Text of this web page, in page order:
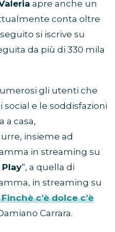
apre anche un
conta oltre
si iscrive su
da più di 330 mila
gli utenti che
social e le soddisfazioni
a casa,
insieme ad
in streaming su
“, a quella di
in streaming su
c’è dolce c’è
Carrara.